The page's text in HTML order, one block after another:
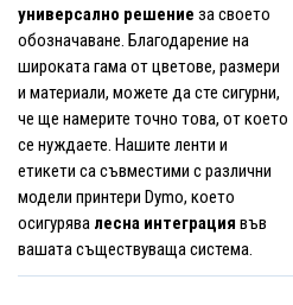
универсално решение за своето
обозначаване. Благодарение на
широката гама от цветове, размери
и материали, можете да сте сигурни,
че ще намерите точно това, от което
се нуждаете. Нашите ленти и
етикети са съвместими с различни
модели принтери Dymo, което
осигурява лесна интеграция във
вашата съществуваща система.